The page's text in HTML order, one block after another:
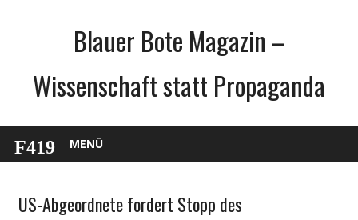
Blauer Bote Magazin –
Wissenschaft statt Propaganda
MENÜ
Gesellschaft
US-Abgeordnete fordert Stopp des